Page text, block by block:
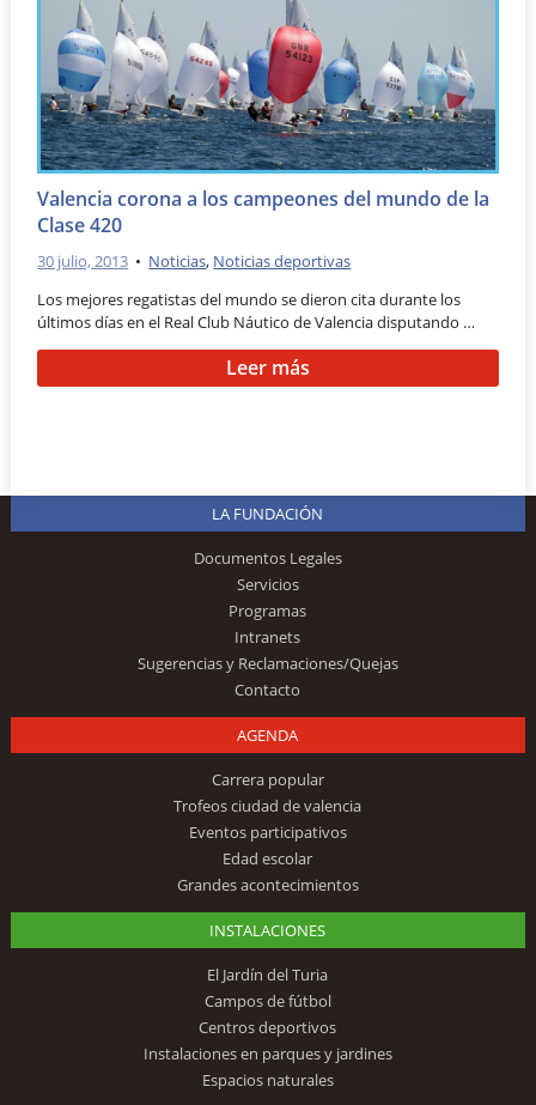
Valencia corona a los campeones del mundo de la
Clase 420
30 julio, 2013 • Noticias, Noticias deportivas
Los mejores regatistas del mundo se dieron cita durante los
últimos días en el Real Club Náutico de Valencia disputando …
Leer más
LA FUNDACIÓN
Documentos Legales
Servicios
Programas
Intranets
Sugerencias y Reclamaciones/Quejas
Contacto
AGENDA
Carrera popular
Trofeos ciudad de valencia
Eventos participativos
Edad escolar
Grandes acontecimientos
INSTALACIONES
El Jardín del Turia
Campos de fútbol
Centros deportivos
Instalaciones en parques y jardines
Espacios naturales